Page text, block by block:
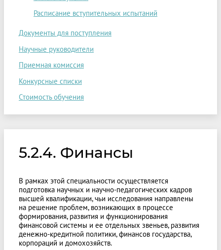
Расписание вступительных испытаний
Документы для поступления
Научные руководители
Приемная комиссия
Конкурсные списки
Стоимость обучения
5.2.4. Финансы
В рамках этой специальности осуществляется
подготовка научных и научно-педагогических кадров
высшей квалификации, чьи исследования направлены
на решение проблем, возникающих в процессе
формирования, развития и функционирования
финансовой системы и ее отдельных звеньев, развития
денежно-кредитной политики, финансов государства,
корпораций и домохозяйств.